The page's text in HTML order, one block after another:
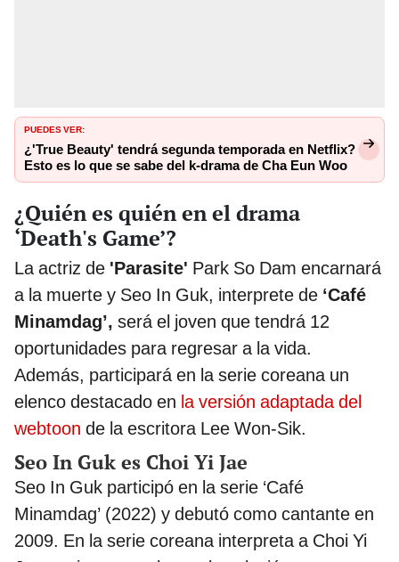
PUEDES VER:
¿'True Beauty' tendrá segunda temporada en Netflix?
Esto es lo que se sabe del k-drama de Cha Eun Woo
¿Quién es quién en el drama
‘Death's Game’?
La actriz de 'Parasite' Park So Dam encarnará
a la muerte y Seo In Guk, interprete de ‘Café
Minamdag’, será el joven que tendrá 12
oportunidades para regresar a la vida.
Además, participará en la serie coreana un
elenco destacado en la versión adaptada del
webtoon de la escritora Lee Won-Sik.
Seo In Guk es Choi Yi Jae
Seo In Guk participó en la serie ‘Café
Minamdag’ (2022) y debutó como cantante en
2009. En la serie coreana interpreta a Choi Yi